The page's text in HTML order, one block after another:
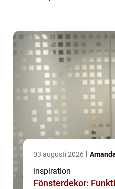
03 augusti 2026
inspiration
Fönsterdekor: